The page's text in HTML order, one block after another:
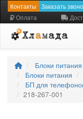
Контакты Заказать
Оплата
Блоки
Блоки питания
БП для
218-267-001